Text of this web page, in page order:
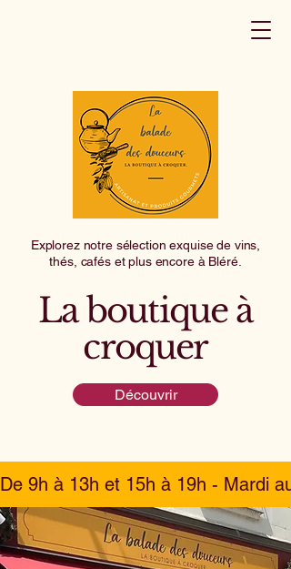
Explorez notre sélection exquise de vins,
thés, cafés et plus encore à Bléré.
La boutique à
croquer
Découvrir
De 9h à 13h et 15h à 19h - Mardi au